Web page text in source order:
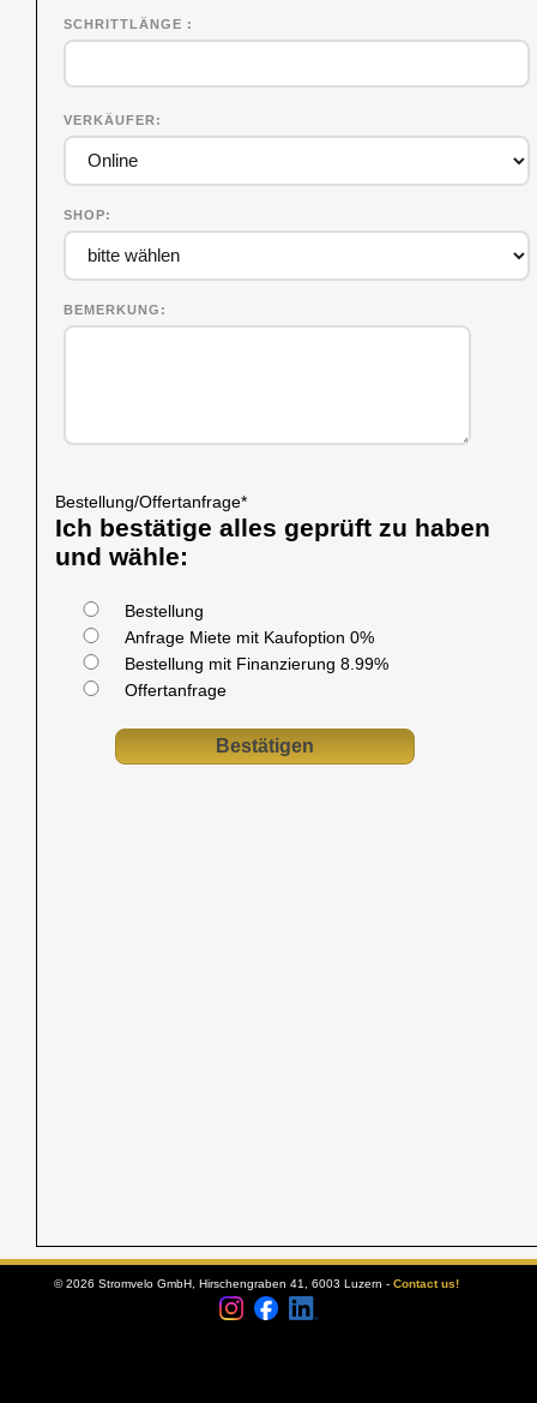
SCHRITTLÄNGE
VERKÄUFER
SHOP
BEMERKUNG
Bestellung/Offertanfrage*
Ich bestätige alles geprüft zu haben
und wähle:
Bestellung
Anfrage Miete mit Kaufoption 0%
Bestellung mit Finanzierung 8.99%
Offertanfrage
© 2026 Stromvelo GmbH, Hirschengraben 41, 6003 Luzern - Contact us!